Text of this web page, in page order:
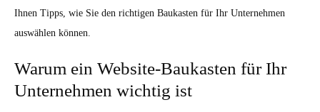
Ihnen Tipps, wie Sie den richtigen Baukasten für Ihr Unternehmen
auswählen können.
Warum ein Website-Baukasten für Ihr
Unternehmen wichtig ist